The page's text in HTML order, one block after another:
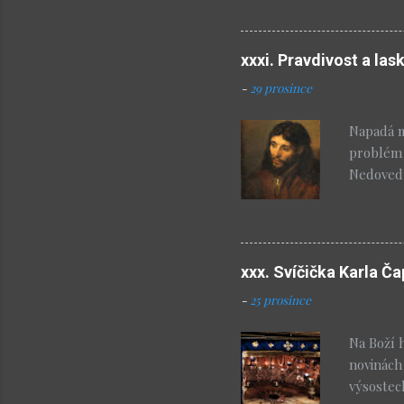
bude
neboť
xxxi. Pravdivost a
- 29 prosince
Napadá
problém
konec
vadu:
xxx. Svíčička Karla
- 25 prosince
Na Boží